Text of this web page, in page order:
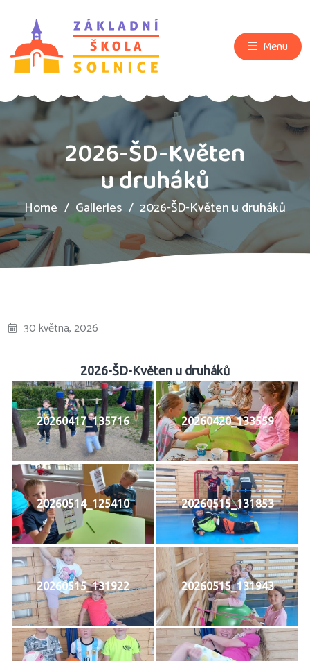
Menu
2026-ŠD-Květen
u druháků
Home Galleries 2026-ŠD-Květen u druháků
30 května, 2026
2026-ŠD-Květen u druháků
20260417_135716 20260420_133559
20260514_125410 20260515_131853
20260515_131922 20260515_131943